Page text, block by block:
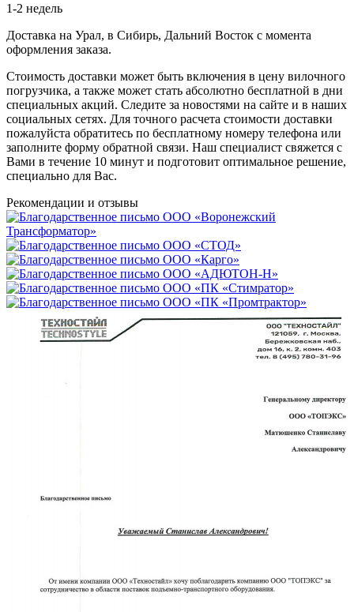
1-2 недель
Доставка на Урал, в Сибирь, Дальний Восток с момента
оформления заказа.
Стоимость доставки может быть включения в цену вилочного
погрузчика, а также может стать абсолютно бесплатной в дни
специальных акций. Следите за новостями на сайте и в наших
социальных сетях. Для точного расчета стоимости доставки
пожалуйста обратитесь по бесплатному номеру телефона или
заполните форму обратной связи. Наш специалист свяжется с
Вами в течение 10 минут и подготовит оптимальное решение,
специально для Вас.
Рекомендации и отзывы